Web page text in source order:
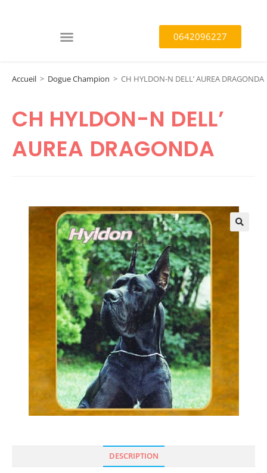
0642096227
Accueil > Dogue Champion > CH HYLDON-N DELL’ AUREA DRAGONDA
CH HYLDON-N DELL’
AUREA DRAGONDA
DESCRIPTION